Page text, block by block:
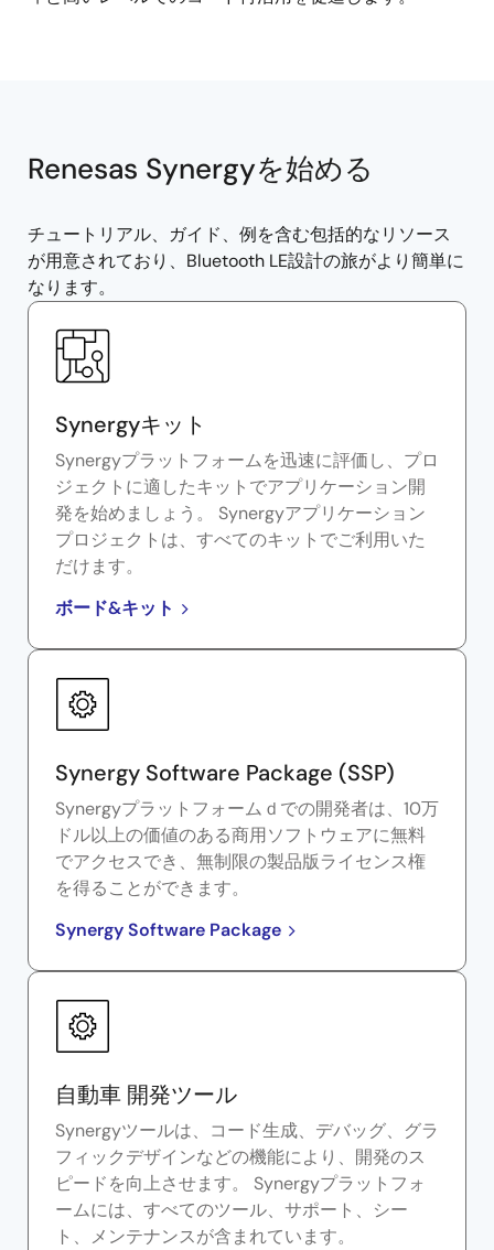
Renesas Synergyを始める
チュートリアル、ガイド、例を含む包括的なリソース
が用意されており、Bluetooth LE設計の旅がより簡単に
なります。
Synergyキット
Synergyプラットフォームを迅速に評価し、プロ
ジェクトに適したキットでアプリケーション開
発を始めましょう。 Synergyアプリケーション
プロジェクトは、すべてのキットでご利用いた
だけます。
ボード&キット
Synergy Software Package (SSP)
Synergyプラットフォームｄでの開発者は、10万
ドル以上の価値のある商用ソフトウェアに無料
でアクセスでき、無制限の製品版ライセンス権
を得ることができます。
Synergy Software Package
自動車 開発ツール
Synergyツールは、コード生成、デバッグ、グラ
フィックデザインなどの機能により、開発のス
ピードを向上させます。 Synergyプラットフォ
ームには、すべてのツール、サポート、シー
ト、メンテナンスが含まれています。